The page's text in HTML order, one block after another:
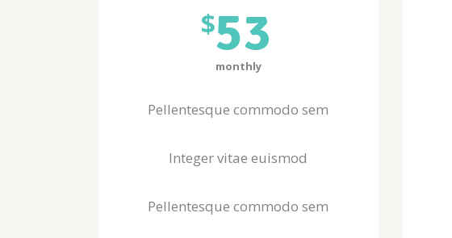
$53
monthly
Pellentesque commodo sem
Integer vitae euismod
Pellentesque commodo sem